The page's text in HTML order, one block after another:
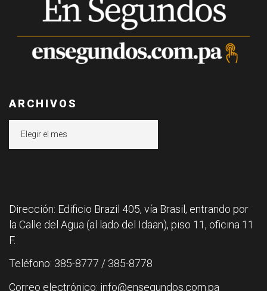
ARCHIVOS
Dirección: Edificio Brazil 405, vía Brasil, entrando por
la Calle del Agua (al lado del Idaan), piso 11, oficina 11
F.
Teléfono: 385-8777 / 385-8778
Correo electrónico: info@ensegundos.com.pa